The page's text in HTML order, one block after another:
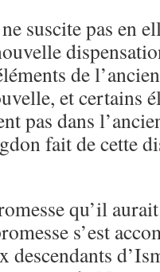
suscite pas en
de
et certains
pas dans
fait de cette
qu’il
s’est